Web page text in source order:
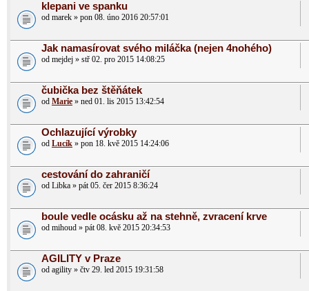
klepani ve spanku
od marek » pon 08. úno 2016 20:57:01
Jak namasírovat svého miláčka (nejen 4nohého)
od mejdej » stř 02. pro 2015 14:08:25
čubička bez štěňátek
od Marie » ned 01. lis 2015 13:42:54
Ochlazující výrobky
od Lucík » pon 18. kvě 2015 14:24:06
cestování do zahraničí
od Libka » pát 05. čer 2015 8:36:24
boule vedle ocásku až na stehně, zvracení krve
od mihoud » pát 08. kvě 2015 20:34:53
AGILITY v Praze
od agility » čtv 29. led 2015 19:31:58